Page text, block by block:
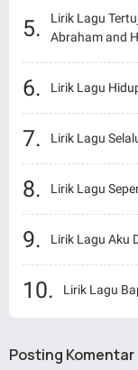
Lirik Lagu
Abraham and
Lirik Lagu
Lirik Lagu
Lirik Lagu
Lirik Lagu Aku
Lirik Lagu
Posting Komentar